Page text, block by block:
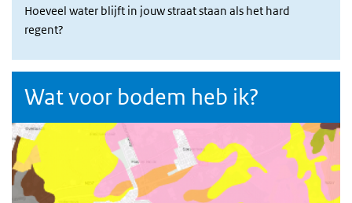
Hoeveel water blijft in jouw straat staan als het hard
regent?
Wat voor bodem heb ik?